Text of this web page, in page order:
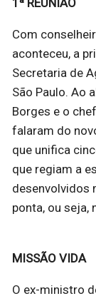
1ª REUNIÃO
Com
aconteceu, a
Secretaria de
São Paulo. Ao
Borges e o
falaram do
que unifica
que regiam a
desenvolvidos
ponta, ou seja,
MISSÃO VIDA
O ex-ministro